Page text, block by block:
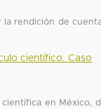
la rendición de
científico. Caso
en México,